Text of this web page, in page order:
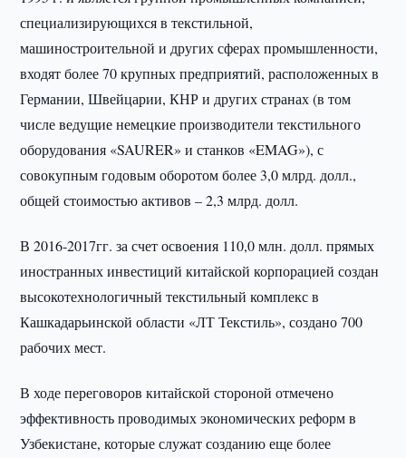
специализирующихся в текстильной,
машиностроительной и других сферах промышленности,
входят более 70 крупных предприятий, расположенных в
Германии, Швейцарии, КНР и других странах (в том
числе ведущие немецкие производители текстильного
оборудования «SAURER» и станков «EMAG»), с
совокупным годовым оборотом более 3,0 млрд. долл.,
общей стоимостью активов – 2,3 млрд. долл.
В 2016-2017гг. за счет освоения 110,0 млн. долл. прямых
иностранных инвестиций китайской корпорацией создан
высокотехнологичный текстильный комплекс в
Кашкадарьинской области «ЛТ Текстиль», создано 700
рабочих мест.
В ходе переговоров китайской стороной отмечено
эффективность проводимых экономических реформ в
Узбекистане, которые служат созданию еще более